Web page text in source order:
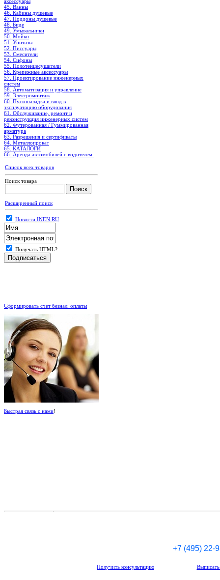
45. Ванны
46. Кабины душевые
47. Поддоны душевые
48. Биде
49. Умывальники
50. Мойки
51. Унитазы
52. Писсуары
53. Смесители
54. Сифоны
55. Полотенцесушители
56. Крепежные аксессуары
57. Проектирование инженерных
систем
58. Автоматизация и управление
59. Электромонтаж
60. Пусконаладка и ввод в
эксплуатацию оборудования
61. Обслуживание, ремонт и
реконструкция инженерных систем
62. Футерованная / Гуммированная
арматура
63. Разрешения и сертификаты
64. Металлопрокат
65. КАТАЛОГИ
66. Аренда автомобилей с водителем.
Список всех товаров
Поиск товара
Расширенный поиск
Новости INEN.RU
Получать HTML?
Сформировать счет безнал. оплаты
Быстрая связь с нами!
+7 (495) 22-
Получить консультацию